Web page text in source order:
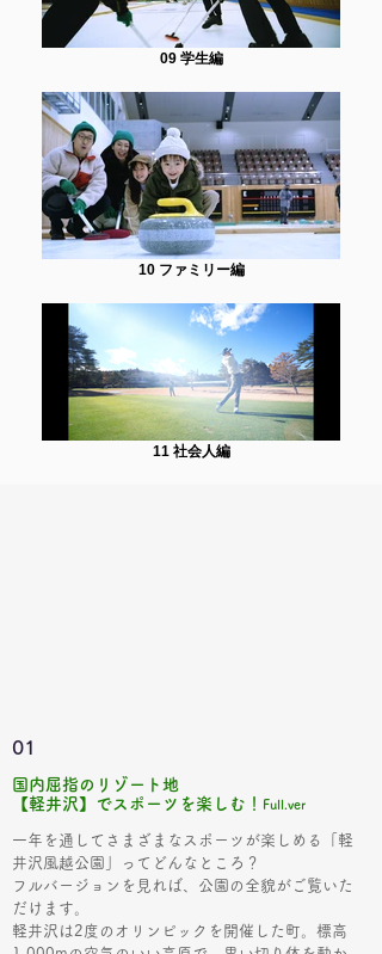
09 学生編
10 ファミリー編
11 社会人編
01
国内屈指のリゾート地
【軽井沢】でスポーツを楽しむ！
Full.ver
一年を通してさまざまなスポーツが楽しめる
軽
井沢風越公園
ってどんなところ？
​フルバージョンを見れば、公園の全貌がご覧いた
だけます。
軽井沢は2度のオリンピックを開催した町。標高